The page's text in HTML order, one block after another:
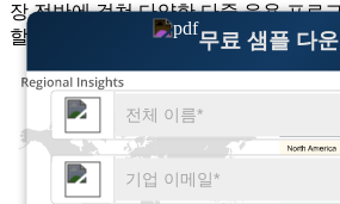
무료 샘플 다
장 전반에 걸쳐 다양한 다중 응용 프로
할 것으로 예상됩니다.